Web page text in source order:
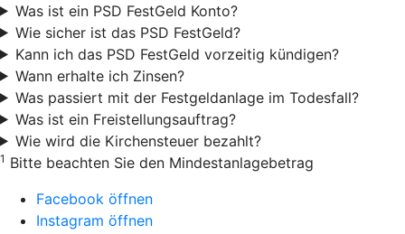
Was ist ein PSD FestGeld Konto?
Wie sicher ist das PSD FestGeld?
Kann ich das PSD FestGeld vorzeitig kündigen?
Wann erhalte ich Zinsen?
Was passiert mit der Festgeldanlage im Todesfall?
Was ist ein Freistellungsauftrag?
Wie wird die Kirchensteuer bezahlt?
1 Bitte beachten Sie den Mindestanlagebetrag
Facebook öffnen
Instagram öffnen